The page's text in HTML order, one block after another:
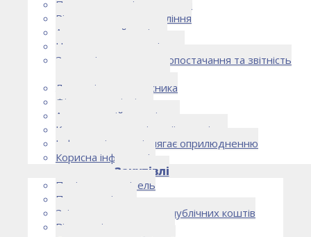
Правоустановчі документи
Рішення органу управління
Аудиторський комітет
Нормативно-правові акти
Загальні умови електропостачання та звітність
Лист очікувань власника
Фінансова звітність
Антикорупційна політика
Кодекс етики та ділової поведінки
Інформація, що підлягає оприлюдненню
Корисна інформація
Закупівлі
Політика закупівель
План закупівель
Звіт про використання публічних коштів
Відомості про договори